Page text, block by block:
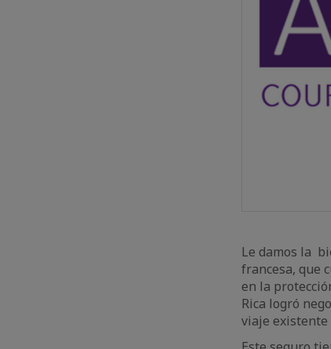
Le damos la
francesa, que
en la
Rica logró
viaje existente